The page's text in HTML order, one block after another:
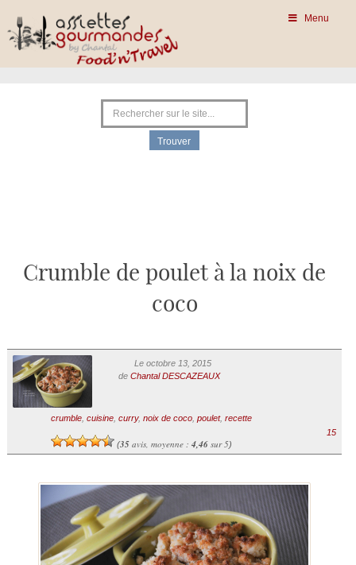
Menu
Crumble de poulet à la noix de
coco
Le octobre 13, 2015
de Chantal DESCAZEAUX
crumble, cuisine, curry, noix de coco, poulet, recette
(35avis, moyenne : 4,46sur 5)
15